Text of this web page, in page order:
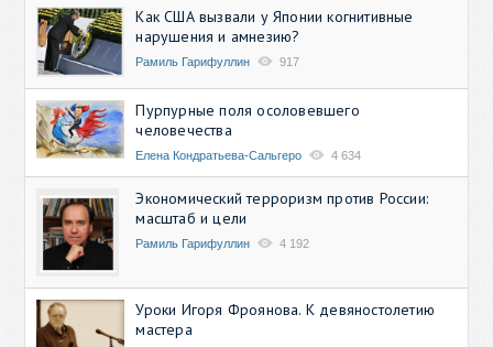
Как США вызвали у Японии когнитивные
нарушения и амнезию?
Рамиль Гарифуллин 917
Пурпурные поля осоловевшего
человечества
Елена Кондратьева-Сальгеро 4 634
Экономический терроризм против России:
масштаб и цели
Рамиль Гарифуллин 4 192
Уроки Игоря Фроянова. К девяностолетию
мастера